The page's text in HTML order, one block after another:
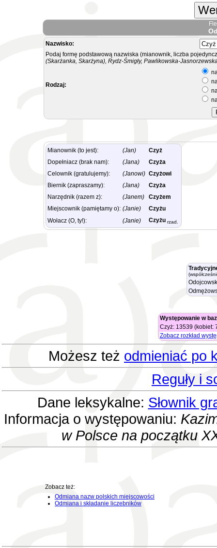
Nazwisko:
Podaj formę podstawową nazwiska (mianownik, liczba
(Skarżanka, Skarżyna), Rydz-Śmigły, Pawlikowska-
Rodzaj:
Mianownik (to jest): (Jan)
Czyż
Dopełniacz (brak nam):
(Jana)
Czyża
Celownik (gratulujemy):
(Janowi) Czyżowi
Biernik (zapraszamy):
(Jana)
Czyża
Narzędnik (razem z):
(Janem)
Czyżem
Miejscownik (pamiętamy o): (Janie)
Czyżu
Wołacz (O, ty!):
(Janie) Czyżu rzad.
Występowanie w
Czyż: 13539 (kobiet:
Zobacz rozkład
Możesz też odmieniać po
Reguły i
Dane leksykalne: Słownik
Informacja o występowaniu:
w Polsce na początku
Zobacz też:
Odmiana nazw polskich miejscowości
Odmiana i składanie liczebników